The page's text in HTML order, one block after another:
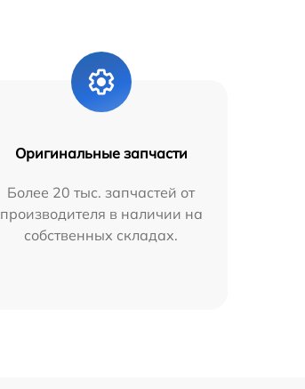
Оригинальные запчасти
Более 20 тыс. запчастей от
производителя в наличии на
собственных складах.